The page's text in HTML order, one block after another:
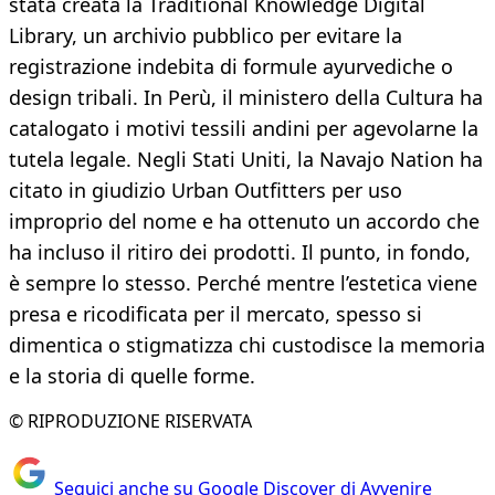
Library, un archivio pubblico per evitare la
registrazione indebita di formule ayurvediche o
design tribali. In Perù, il ministero della Cultura ha
catalogato i motivi tessili andini per agevolarne la
tutela legale. Negli Stati Uniti, la Navajo Nation ha
citato in giudizio Urban Outfitters per uso
improprio del nome e ha ottenuto un accordo che
ha incluso il ritiro dei prodotti. Il punto, in fondo,
è sempre lo stesso. Perché mentre l’estetica viene
presa e ricodificata per il mercato, spesso si
dimentica o stigmatizza chi custodisce la memoria
e la storia di quelle forme.
© RIPRODUZIONE RISERVATA
Seguici anche su Google Discover di Avvenire